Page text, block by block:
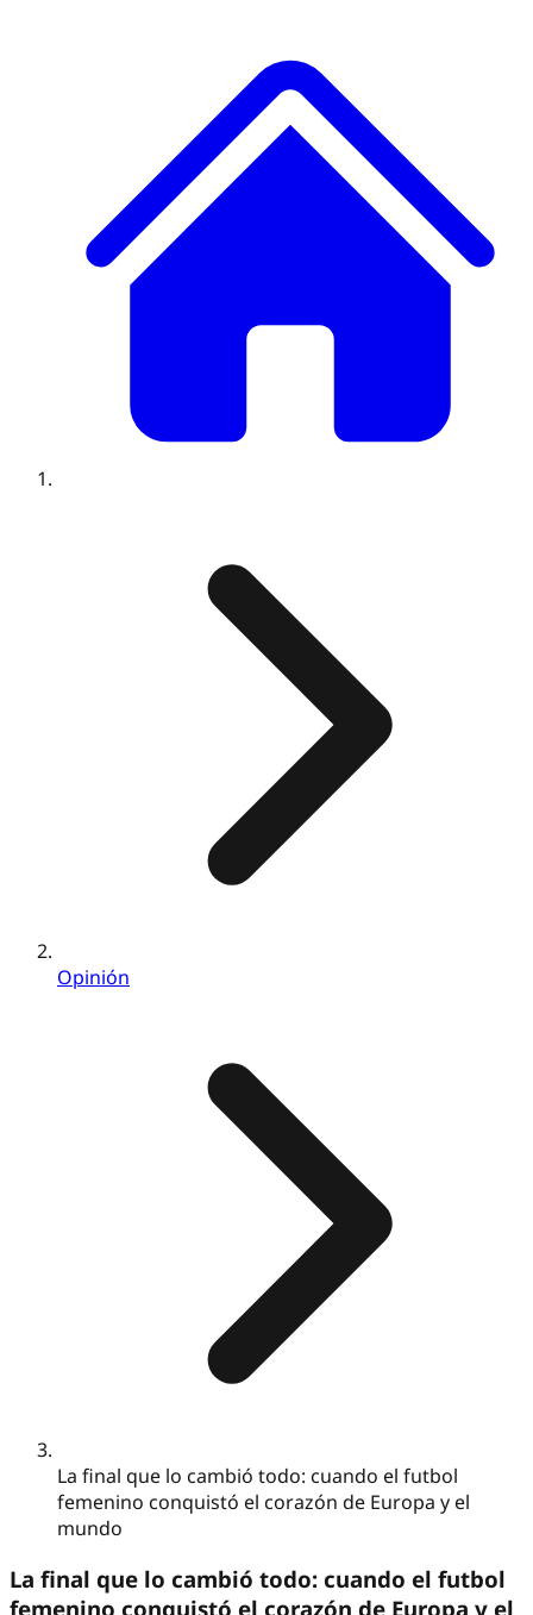
Opinión
La final que lo cambió todo: cuando el futbol
femenino conquistó el corazón de Europa y el
mundo
La final que lo cambió todo: cuando el futbol
femenino conquistó el corazón de Europa y el